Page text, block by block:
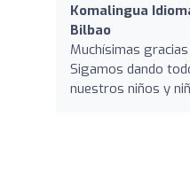
Komalingua
Bilbao
Muchísimas
Sigamos dando
nuestros niños y